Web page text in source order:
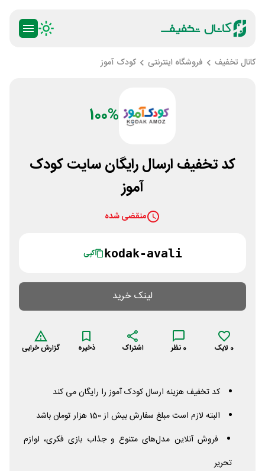
کانال تخفیف فروشگاه اینترنتی کودک آموز
100%
کد تخفیف ارسال رایگان سایت کودک
آموز
منقضی شده
kodak-avali کپی
لینک خرید
0 لایک 0 نظر اشتراک ذخیره گزارش خرابی
کد تخفیف هزینه ارسال کودک آموز را رایگان می کند
البته لازم است مبلغ سفارش بیش از 150 هزار تومان باشد
فروش آنلاین مدل‌های متنوع و جذاب بازی فکری، لوازم
تحریر